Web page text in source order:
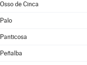
Osso de Cinca
Palo
Panticosa
Peñalba